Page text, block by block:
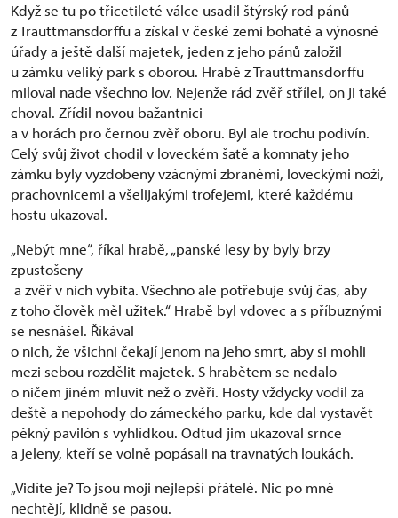
Když se tu po třicetileté válce usadil štýrský rod pánů
z Trauttmansdorffu a získal v české zemi bohaté a výnosné
úřady a ještě další majetek, jeden z jeho pánů založil
u zámku veliký park s oborou. Hrabě z Trauttmansdorffu
miloval nade všechno lov. Nejenže rád zvěř střílel, on ji také
choval. Zřídil novou bažantnici
a v horách pro černou zvěř oboru. Byl ale trochu podivín.
Celý svůj život chodil v loveckém šatě a komnaty jeho
zámku byly vyzdobeny vzácnými zbraněmi, loveckými noži,
prachovnicemi a všelijakými trofejemi, které každému
hostu ukazoval.
„Nebýt mne“, říkal hrabě, „panské lesy by byly brzy
zpustošeny
a zvěř v nich vybita. Všechno ale potřebuje svůj čas, aby
z toho člověk měl užitek.“ Hrabě byl vdovec a s příbuznými
se nesnášel. Říkával
o nich, že všichni čekají jenom na jeho smrt, aby si mohli
mezi sebou rozdělit majetek. S hrabětem se nedalo
o ničem jiném mluvit než o zvěři. Hosty vždycky vodil za
deště a nepohody do zámeckého parku, kde dal vystavět
pěkný pavilón s vyhlídkou. Odtud jim ukazoval srnce
a jeleny, kteří se volně popásali na travnatých loukách.
„Vidíte je? To jsou moji nejlepší přátelé. Nic po mně
nechtějí, klidně se pasou.